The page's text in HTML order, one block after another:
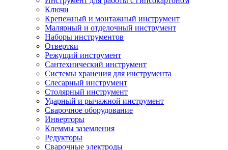
Ключи
Крепежный и монтажный инструмент
Малярный и отделочный инструмент
Наборы инструментов
Отвертки
Режущий инструмент
Сантехнический инструмент
Системы хранения для инструмента
Слесарный инструмент
Столярный инструмент
Ударный и рычажной инструмент
Сварочное оборудование
Инверторы
Клеммы заземления
Редукторы
Сварочные электроды